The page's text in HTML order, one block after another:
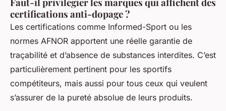
certifications anti-dopage ?
Les certifications comme Informed-Sport ou les
normes AFNOR apportent une réelle garantie de
traçabilité et d’absence de substances interdites. C’est
particulièrement pertinent pour les sportifs
compétiteurs, mais aussi pour tous ceux qui veulent
s’assurer de la pureté absolue de leurs produits.